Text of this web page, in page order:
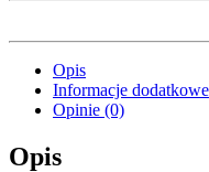
Opis
Informacje dodatkowe
Opinie (0)
Opis